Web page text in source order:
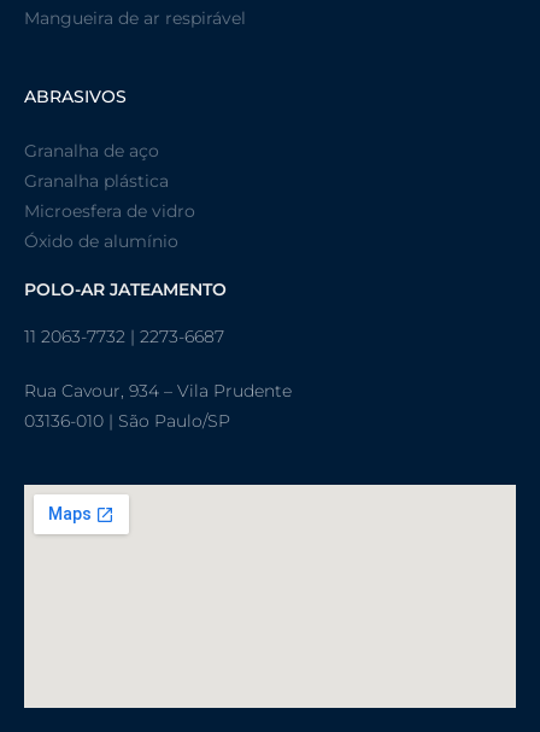
Mangueira de ar respirável
ABRASIVOS
Granalha de aço
Granalha plástica
Microesfera de vidro
Óxido de alumínio
POLO-AR JATEAMENTO
11 2063-7732 | 2273-6687
Rua Cavour, 934 – Vila Prudente
03136-010 | São Paulo/SP